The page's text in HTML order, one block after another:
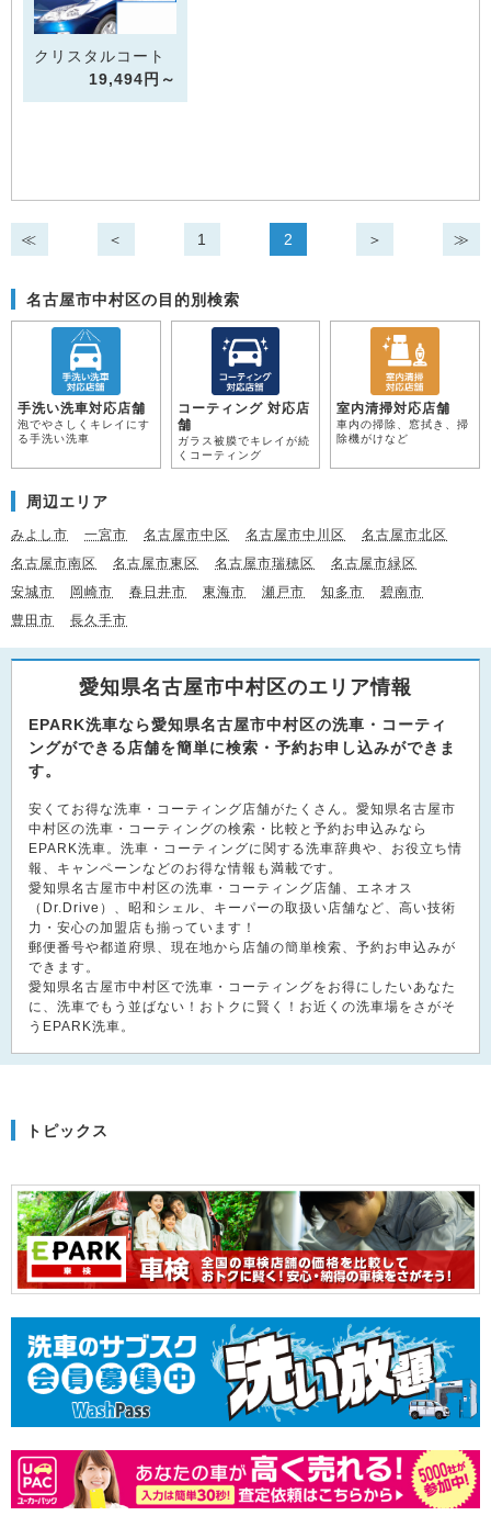
クリスタルコート
19,494円～
≪ ＜ 1 2 ＞ ≫
名古屋市中村区の目的別検索
手洗い洗車対応店舗
泡でやさしくキレイにす
る手洗い洗車
コーティング 対応店
舗
ガラス被膜でキレイが続
くコーティング
室内清掃対応店舗
車内の掃除、窓拭き、掃
除機がけなど
周辺エリア
みよし市 一宮市 名古屋市中区 名古屋市中川区
名古屋市北区
名古屋市南区
名古屋市東区 名古屋市瑞穂区
名古屋市緑区
安城市
岡崎市 春日井市 東海市 瀬戸市 知多市
碧南市
豊田市
長久手市
愛知県名古屋市中村区のエリア情報
EPARK洗車なら愛知県名古屋市中村区の洗車・コーティ
ングができる店舗を簡単に検索・予約お申し込みができま
す。
安くてお得な洗車・コーティング店舗がたくさん。愛知県名古屋市
中村区の洗車・コーティングの検索・比較と予約お申込みなら
EPARK洗車。洗車・コーティングに関する洗車辞典や、お役立ち情
報、キャンペーンなどのお得な情報も満載です。
愛知県名古屋市中村区の洗車・コーティング店舗、エネオス
（Dr.Drive）、昭和シェル、キーパーの取扱い店舗など、高い技術
力・安心の加盟店も揃っています！
郵便番号や都道府県、現在地から店舗の簡単検索、予約お申込みが
できます。
愛知県名古屋市中村区で洗車・コーティングをお得にしたいあなた
に、洗車でもう並ばない！おトクに賢く！お近くの洗車場をさがそ
うEPARK洗車。
トピックス